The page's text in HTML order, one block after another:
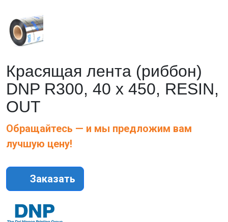
Красящая лента (риббон)
DNP R300, 40 x 450, RESIN,
OUT
Обращайтесь — и мы предложим вам
лучшую цену!
Заказать